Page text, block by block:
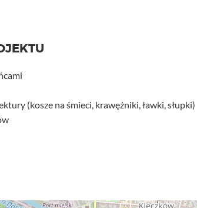
(kosze na śmieci, krawężniki, ławki, słupki)